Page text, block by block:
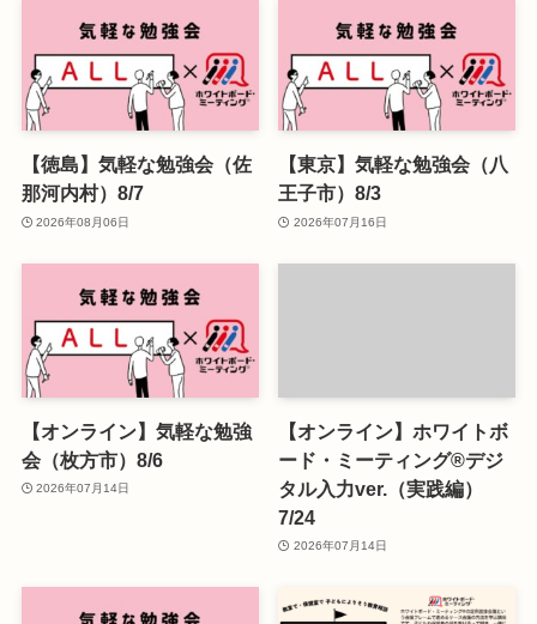
【徳島】気軽な勉強会（佐
那河内村）8/7
2026年08月06日
【東京】気軽な勉強会（八
王子市）8/3
2026年07月16日
【オンライン】気軽な勉強
会（枚方市）8/6
2026年07月14日
【オンライン】ホワイトボ
ード・ミーティング®デジ
タル入力ver.（実践編）
7/24
2026年07月14日